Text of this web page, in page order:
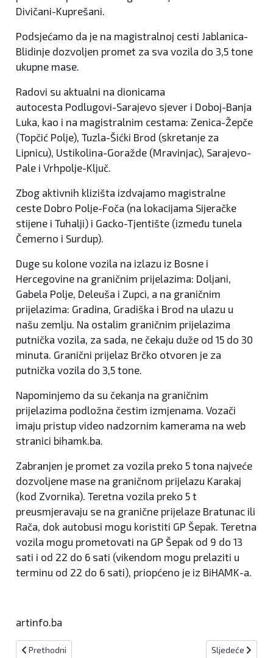
Divičani-Kuprešani.
Podsjećamo da je na magistralnoj cesti Jablanica-
Blidinje dozvoljen promet za sva vozila do 3,5 tone
ukupne mase.
Radovi su aktualni na dionicama
autocesta Podlugovi-Sarajevo sjever i Doboj-Banja
Luka, kao i na magistralnim cestama: Zenica-Žepče
(Topčić Polje), Tuzla-Šićki Brod (skretanje za
Lipnicu), Ustikolina-Goražde (Mravinjac), Sarajevo-
Pale i Vrhpolje-Ključ.
Zbog aktivnih klizišta izdvajamo magistralne
ceste Dobro Polje-Foča (na lokacijama Sijeračke
stijene i Tuhalji) i Gacko-Tjentište (između tunela
Čemerno i Surdup).
Duge su kolone vozila na izlazu iz Bosne i
Hercegovine na graničnim prijelazima: Doljani,
Gabela Polje, Deleuša i Zupci, a na graničnim
prijelazima: Gradina, Gradiška i Brod na ulazu u
našu zemlju. Na ostalim graničnim prijelazima
putnička vozila, za sada, ne čekaju duže od 15 do 30
minuta. Granični prijelaz Brčko otvoren je za
putnička vozila do 3,5 tone.
Napominjemo da su čekanja na graničnim
prijelazima podložna čestim izmjenama. Vozači
imaju pristup video nadzornim kamerama na web
stranici bihamk.ba.
Zabranjen je promet za vozila preko 5 tona najveće
dozvoljene mase na graničnom prijelazu Karakaj
(kod Zvornika). Teretna vozila preko 5 t
preusmjeravaju se na granične prijelaze Bratunac ili
Rača, dok autobusi mogu koristiti GP Šepak. Teretna
vozila mogu prometovati na GP Šepak od 9 do 13
sati i od 22 do 6 sati (vikendom mogu prelaziti u
terminu od 22 do 6 sati), priopćeno je iz BiHAMK-a.
artinfo.ba
Prethodni članak: Srce za djecu - Završen ovogodišnji
Prethodni Sljedeći
Sljedeće